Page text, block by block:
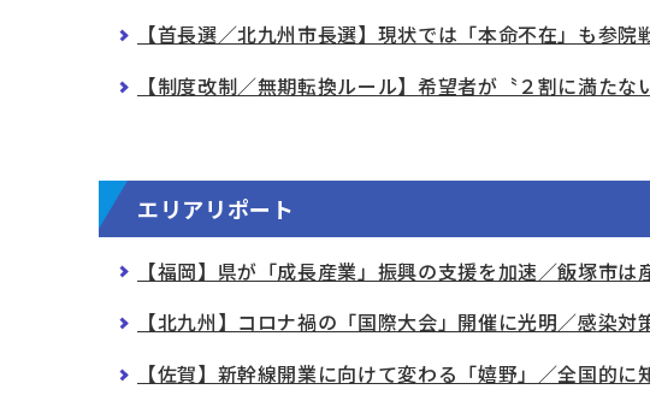
【首長選／北九州市長選】現状では「本命不在」も参院
【制度改制／無期転換ルール】希望者が〝２割に満たな
エリアリポート
【福岡】県が「成長産業」振興の支援を加速／飯塚市
【北九州】コロナ禍の「国際大会」開催に光明／感染
【佐賀】新幹線開業に向けて変わる「嬉野」／全国的に